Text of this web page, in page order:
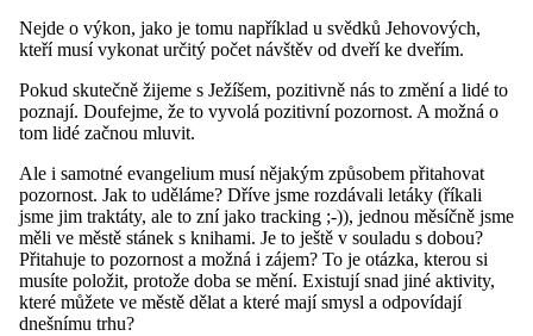
Nejde o výkon, jako je tomu například u svědků Jehovových,
kteří musí vykonat určitý počet návštěv od dveří ke dveřím.
Pokud skutečně žijeme s Ježíšem, pozitivně nás to změní a lidé to
poznají. Doufejme, že to vyvolá pozitivní pozornost. A možná o
tom lidé začnou mluvit.
Ale i samotné evangelium musí nějakým způsobem přitahovat
pozornost. Jak to uděláme? Dříve jsme rozdávali letáky (říkali
jsme jim traktáty, ale to zní jako tracking ;-)), jednou měsíčně jsme
měli ve městě stánek s knihami. Je to ještě v souladu s dobou?
Přitahuje to pozornost a možná i zájem? To je otázka, kterou si
musíte položit, protože doba se mění. Existují snad jiné aktivity,
které můžete ve městě dělat a které mají smysl a odpovídají
dnešnímu trhu?